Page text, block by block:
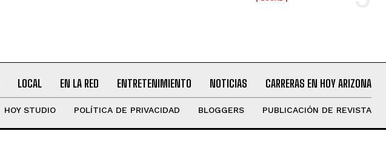
LOCAL EN LA RED ENTRETENIMIENTO NOTICIAS CARRERAS EN HOY ARIZONA
HOY STUDIO POLÍTICA DE PRIVACIDAD BLOGGERS PUBLICACIÓN DE REVISTA